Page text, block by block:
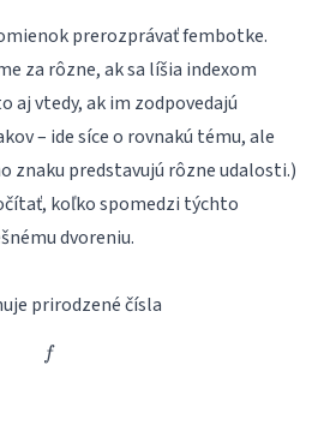
prerozprávať fembotke.
za rôzne, ak sa líšia indexom
aj vtedy, ak im zodpovedajú
– ide síce o rovnakú tému, ale
znaku predstavujú rôzne udalosti.)
koľko spomedzi týchto
dvoreniu.
prirodzené čísla
f
f